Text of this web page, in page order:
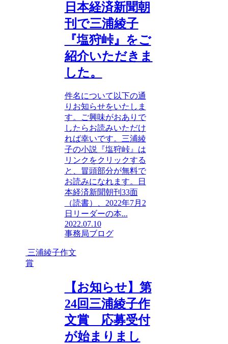
日本経済新聞朝
刊で三浦綾子
『塩狩峠』をご
紹介いただきま
した。
件名について以下の通
りお知らせをいたしま
す。ご興味がおありで
したらお読みいただけ
れば幸いです。三浦綾
子の小説『塩狩峠』は
リンクをクリックする
と、冒頭部分が無料で
お読みになれます。日
本経済新聞朝刊33面
（読書）、2022年7月2
日リーダーの本...
2022.07.10
事務局ブログ
三浦綾子作文
賞
【お知らせ】第
24回三浦綾子作
文賞 応募受付
が始まりまし